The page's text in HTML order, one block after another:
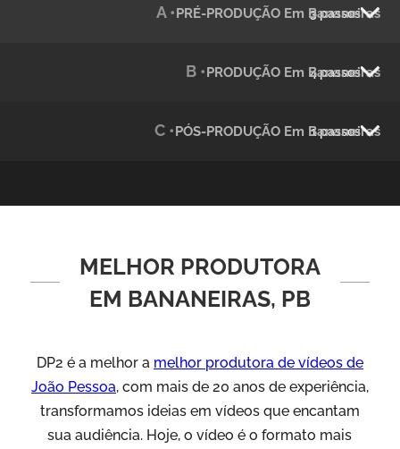
Julândia
Green Process
Vídeos de Produtos e Serviços
A •PRÉ-PRODUÇÃO Em Bananeiras
3 passos
B •PRODUÇÃO Em Bananeiras
4 passos
C •PÓS-PRODUÇÃO Em Bananeiras
1 passos
MELHOR PRODUTORA
EM BANANEIRAS, PB
DP2 é a melhor a melhor produtora de vídeos de
João Pessoa, com mais de 20 anos de experiência,
transformamos ideias em vídeos que encantam
sua audiência. Hoje, o vídeo é o formato mais